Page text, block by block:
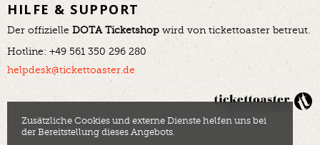
HILFE & SUPPORT
Der offizielle DOTA Ticketshop wird von tickettoaster betreut.
Hotline: +49 561 350 296 280
helpdesk@tickettoaster.de
Zusätzliche Cookies und externe Dienste helfen uns bei
der Bereitstellung dieses Angebots.